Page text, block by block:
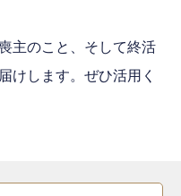
主のこと、そして終活
けします。ぜひ活用く